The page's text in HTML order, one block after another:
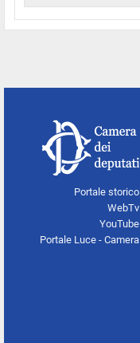
Portale storico
WebTv
YouTube
Portale Luce - Camera